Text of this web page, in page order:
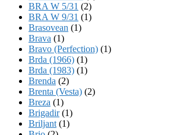
BRA W 5/31 (2)
BRA W 9/31 (1)
Brasovean (1)
Brava (1)
Bravo (Perfection) (1)
Brda (1966) (1)
Brda (1983) (1)
Brenda (2)
Brenta (Vesta) (2)
Breza (1)
Brigadir(1)
Briljant (1)